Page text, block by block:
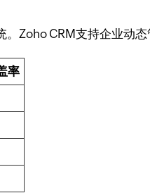
Zoho CRM支持企业动
率